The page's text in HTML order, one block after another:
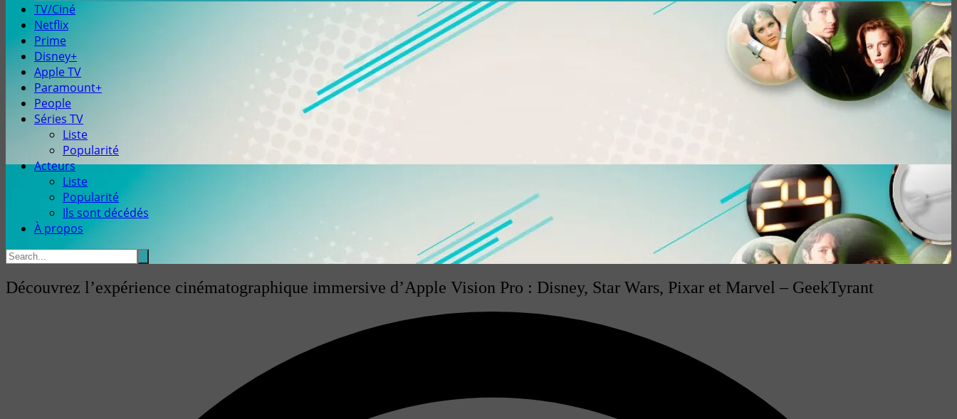
TV/Ciné
Netflix
Prime
Disney+
Apple TV
Paramount+
People
Séries TV
Liste
Popularité
Acteurs
Liste
Popularité
Ils sont décédés
À propos
Découvrez l’expérience cinématographique immersive d’Apple Vision Pro : Disney, Star Wars, Pixar et Marvel – GeekTyrant